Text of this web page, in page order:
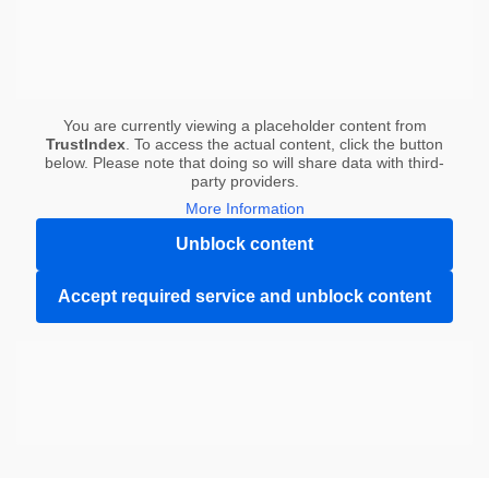
You are currently viewing a placeholder content from
TrustIndex . To access the actual content, click the button
below. Please note that doing so will share data with third-
party providers.
More Information
Unblock content
Accept required service and unblock content